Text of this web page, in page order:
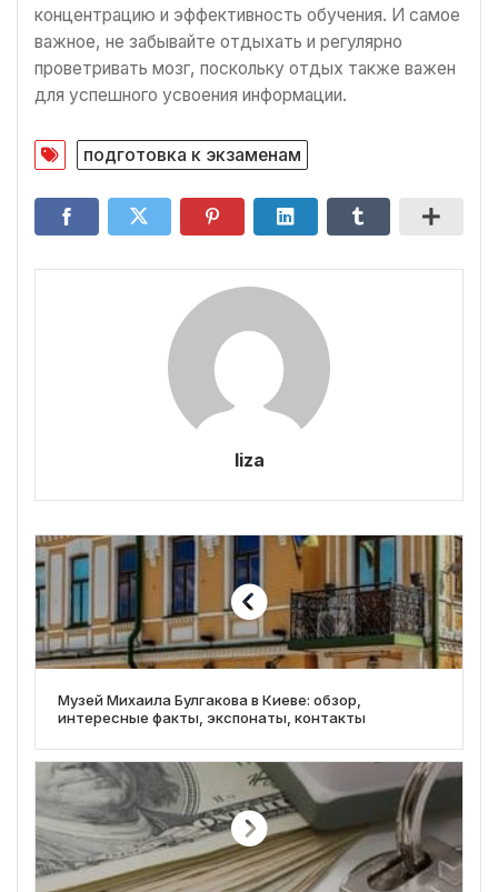
концентрацию и эффективность обучения. И самое
важное, не забывайте отдыхать и регулярно
проветривать мозг, поскольку отдых также важен
для успешного усвоения информации.
подготовка к экзаменам
liza
Музей Михаила Булгакова в Киеве: обзор,
интересные факты, экспонаты, контакты